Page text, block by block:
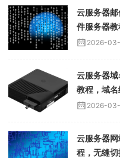
云服务器
件服务器
2026-
云服务器
教程，域
2026-
云服务器
程，无缝